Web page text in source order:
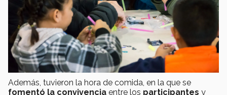
Además, tuvieron la hora de comida, en la que se
fomentó la convivencia entre los participantes y